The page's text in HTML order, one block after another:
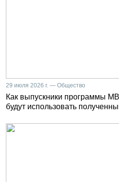
29 июля 2026 г. — Общество
Как выпускники программы
будут использовать